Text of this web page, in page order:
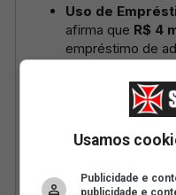
Usamos
Publicidade e
publicidade e